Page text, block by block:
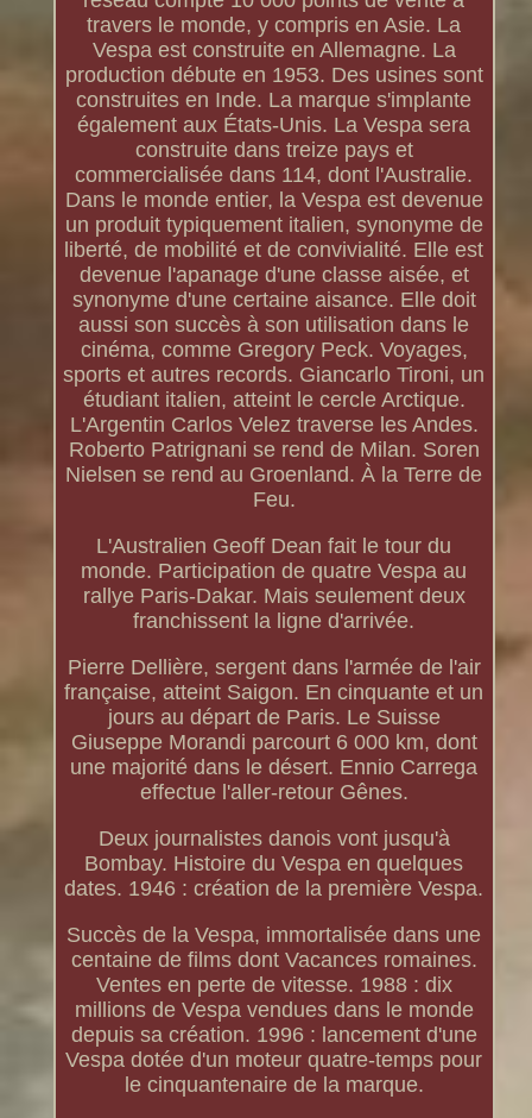
travers le monde, y compris en Asie. La
Vespa est construite en Allemagne. La
production débute en 1953. Des usines sont
construites en Inde. La marque s'implante
également aux États-Unis. La Vespa sera
construite dans treize pays et
commercialisée dans 114, dont l'Australie.
Dans le monde entier, la Vespa est devenue
un produit typiquement italien, synonyme de
liberté, de mobilité et de convivialité. Elle est
devenue l'apanage d'une classe aisée, et
synonyme d'une certaine aisance. Elle doit
aussi son succès à son utilisation dans le
cinéma, comme Gregory Peck. Voyages,
sports et autres records. Giancarlo Tironi, un
étudiant italien, atteint le cercle Arctique.
L'Argentin Carlos Velez traverse les Andes.
Roberto Patrignani se rend de Milan. Soren
Nielsen se rend au Groenland. À la Terre de
Feu.
L'Australien Geoff Dean fait le tour du
monde. Participation de quatre Vespa au
rallye Paris-Dakar. Mais seulement deux
franchissent la ligne d'arrivée.
Pierre Dellière, sergent dans l'armée de l'air
française, atteint Saigon. En cinquante et un
jours au départ de Paris. Le Suisse
Giuseppe Morandi parcourt 6 000 km, dont
une majorité dans le désert. Ennio Carrega
effectue l'aller-retour Gênes.
Deux journalistes danois vont jusqu'à
Bombay. Histoire du Vespa en quelques
dates. 1946 : création de la première Vespa.
Succès de la Vespa, immortalisée dans une
centaine de films dont Vacances romaines.
Ventes en perte de vitesse. 1988 : dix
millions de Vespa vendues dans le monde
depuis sa création. 1996 : lancement d'une
Vespa dotée d'un moteur quatre-temps pour
le cinquantenaire de la marque.